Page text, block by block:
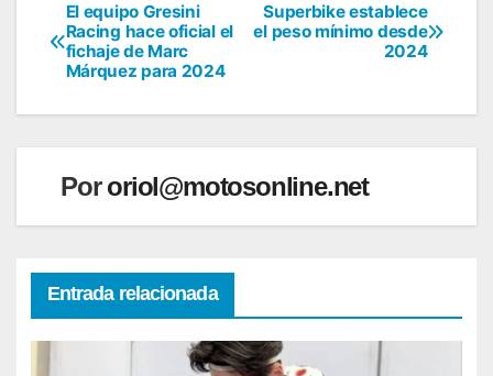
Navegación
de
entradas
Superbike establece
el peso mínimo desde
2024
El equipo Gresini
Racing hace oficial el
fichaje de Marc
Márquez para 2024
Pororiol@motosonline.net
Entrada relacionada